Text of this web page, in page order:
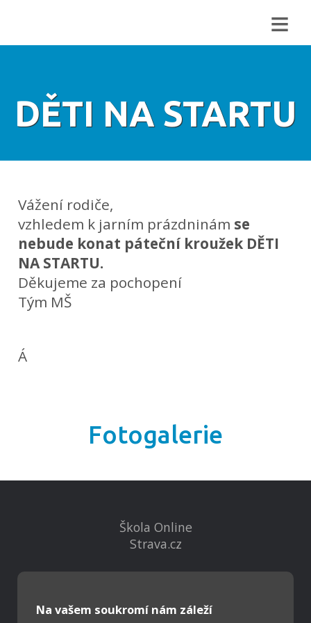
≡
DĚTI NA STARTU
Vážení rodiče,
vzhledem k jarním prázdninám se
nebude konat páteční kroužek DĚTI
NA STARTU.
Děkujeme za pochopení
Tým MŠ
Á
Fotogalerie
Na vašem soukromí nám záleží
Škola Online
Strava.cz
Projekty